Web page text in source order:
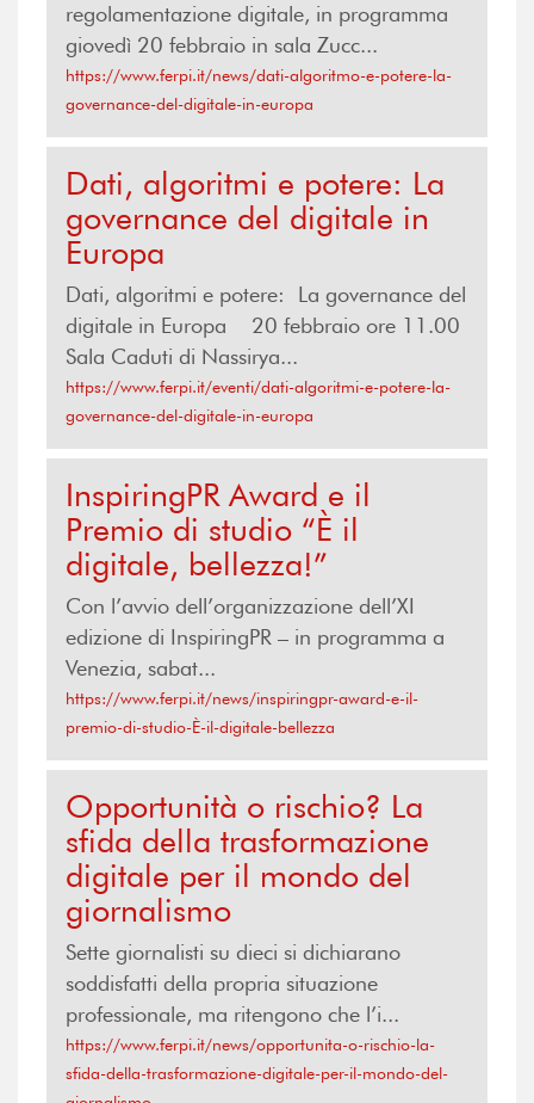
regolamentazione digitale, in programma
giovedì 20 febbraio in sala Zucc...
https://www.ferpi.it/news/dati-algoritmo-e-potere-la-
governance-del-digitale-in-europa
Dati, algoritmi e potere: La
governance del digitale in
Europa
Dati, algoritmi e potere: La governance del
digitale in Europa 20 febbraio ore 11.00
Sala Caduti di Nassirya...
https://www.ferpi.it/eventi/dati-algoritmi-e-potere-la-
governance-del-digitale-in-europa
InspiringPR Award e il
Premio di studio “È il
digitale, bellezza!”
Con l’avvio dell’organizzazione dell’XI
edizione di InspiringPR – in programma a
Venezia, sabat...
https://www.ferpi.it/news/inspiringpr-award-e-il-
premio-di-studio-È-il-digitale-bellezza
Opportunità o rischio? La
sfida della trasformazione
digitale per il mondo del
giornalismo
Sette giornalisti su dieci si dichiarano
soddisfatti della propria situazione
professionale, ma ritengono che l’i...
https://www.ferpi.it/news/opportunita-o-rischio-la-
sfida-della-trasformazione-digitale-per-il-mondo-del-